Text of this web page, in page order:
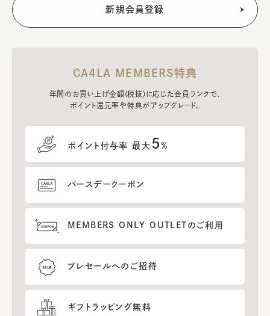
CA4LA MEMBERS特典
年間のお買い上げ金額(税抜)に応じた会員ランクで、
ポイント還元率や特典がアップグレード。
ポイント付与率 最大 5%
バースデークーポン
MEMBERS ONLY OUTLETのご利用
プレセールへのご招待
ギフトラッピング無料